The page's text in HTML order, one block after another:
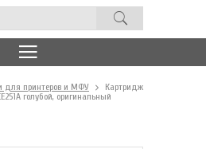
для принтеров и МФУ
Картридж
голубой, оригинальный